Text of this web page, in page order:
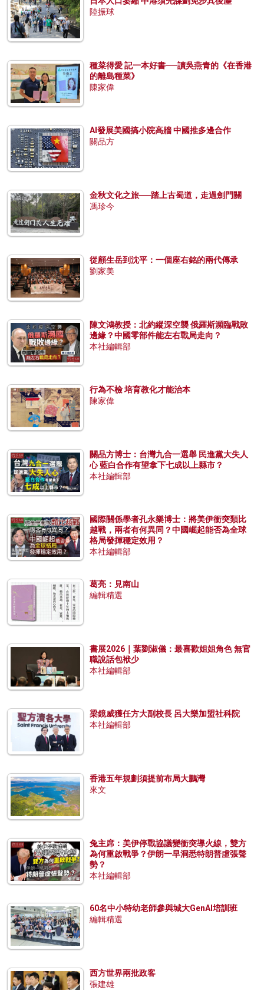
陸振球
種菜得愛 記一本好書──讀吳燕青的《在香港
的離島種菜》
陳家偉
AI發展美國搞小院高牆 中國推多邊合作
關品方
金秋文化之旅──踏上古蜀道，走過劍門關
馮珍今
從顧生岳到沈平：一個座右銘的兩代傳承
劉家美
陳文鴻教授：北約縱深空襲 俄羅斯瀕臨戰敗
邊緣？中國零部件能左右戰局走向？
本社編輯部
行為不檢 培育教化才能治本
陳家偉
關品方博士：台灣九合一選舉 民進黨大失人
心 藍白合作有望拿下七成以上縣市？
本社編輯部
國際關係學者孔永樂博士：將美伊衝突類比
越戰，兩者有何異同？中國崛起能否為全球
格局發揮穩定效用？
本社編輯部
葛亮：見南山
編輯精選
書展2026｜葉劉淑儀：最喜歡姐姐角色 無官
職說話包袱少
本社編輯部
梁鏡威獲任方大副校長 呂大樂加盟社科院
本社編輯部
香港五年規劃須提前布局大鵬灣
來文
兔主席：美伊停戰協議變衝突導火線，雙方
為何重啟戰爭？伊朗一早洞悉特朗普虛張聲
勢？
本社編輯部
60名中小特幼老師參與城大GenAI培訓班
編輯精選
西方世界兩批政客
張建雄